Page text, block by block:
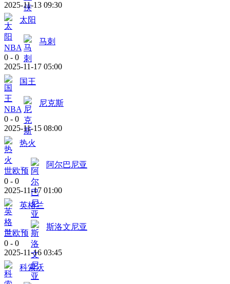
2025-11-13 09:30
太阳
NBA
马刺
0 - 0
2025-11-17 05:00
国王
NBA
尼克斯
0 - 0
2025-11-15 08:00
热火
世欧预
阿尔巴尼亚
0 - 0
2025-11-17 01:00
英格兰
世欧预
斯洛文尼亚
0 - 0
2025-11-16 03:45
科索沃